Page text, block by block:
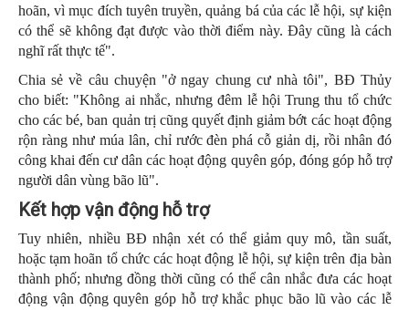
hoãn, vì mục đích tuyên truyền, quảng bá của các lễ hội, sự kiện
có thể sẽ không đạt được vào thời điểm này. Đây cũng là cách
nghĩ rất thực tế".
Chia sẻ về câu chuyện "ở ngay chung cư nhà tôi", BĐ Thủy
cho biết: "Không ai nhắc, nhưng đêm lễ hội Trung thu tổ chức
cho các bé, ban quản trị cũng quyết định giảm bớt các hoạt động
rộn ràng như múa lân, chỉ rước đèn phá cỗ giản dị, rồi nhân đó
công khai đến cư dân các hoạt động quyên góp, đóng góp hỗ trợ
người dân vùng bão lũ".
Kết hợp vận động hỗ trợ
Tuy nhiên, nhiều BĐ nhận xét có thể giảm quy mô, tần suất,
hoặc tạm hoãn tổ chức các hoạt động lễ hội, sự kiện trên địa bàn
thành phố; nhưng đồng thời cũng có thể cân nhắc đưa các hoạt
động vận động quyên góp hỗ trợ khắc phục bão lũ vào các lễ